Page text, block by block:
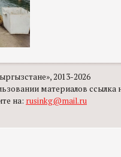
2013-2026
материалов ссылка
на: rusinkg@mail.ru